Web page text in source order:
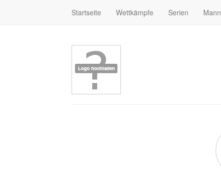
Startseite Wettkämpfe Serien